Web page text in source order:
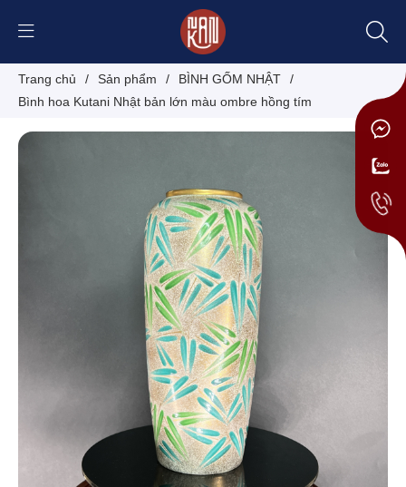
Trang chủ / Sản phẩm / BÌNH GỐM NHẬT
/
Bình hoa Kutani Nhật bản lớn màu ombre hồng tím